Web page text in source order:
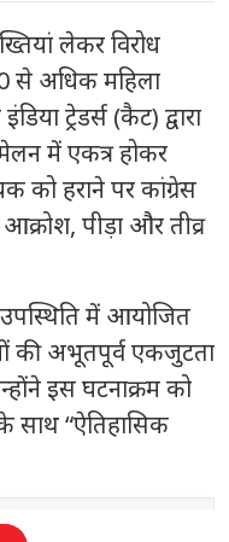
लेकर विरोध
से अधिक महिला
ट्रेडर्स (कैट) द्वारा
में एकत्र होकर
को हराने पर कांग्रेस
पीड़ा और तीव्र
उपस्थिति में आयोजित
की अभूतपूर्व एकजुटता
इस घटनाक्रम को
“ऐतिहासिक